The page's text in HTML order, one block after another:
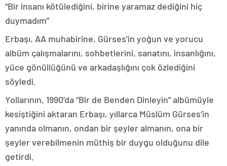
“Bir insanı kötülediğini, birine yaramaz dediğini hiç
duymadım”
Erbaşı, AA muhabirine, Gürses’in yoğun ve yorucu
albüm çalışmalarını, sohbetlerini, sanatını, insanlığını,
yüce gönüllüğünü ve arkadaşlığını çok özlediğini
söyledi.
Yollarının, 1990’da “Bir de Benden Dinleyin” albümüyle
kesiştiğini aktaran Erbaşı, yıllarca Müslüm Gürses’in
yanında olmanın, ondan bir şeyler almanın, ona bir
şeyler verebilmenin müthiş bir duygu olduğunu dile
getirdi.